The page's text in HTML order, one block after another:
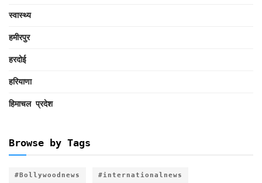
स्वास्थ्य
हमीरपुर
हरदोई
हरियाणा
हिमाचल प्रदेश
Browse by Tags
#Bollywoodnews #internationalnews